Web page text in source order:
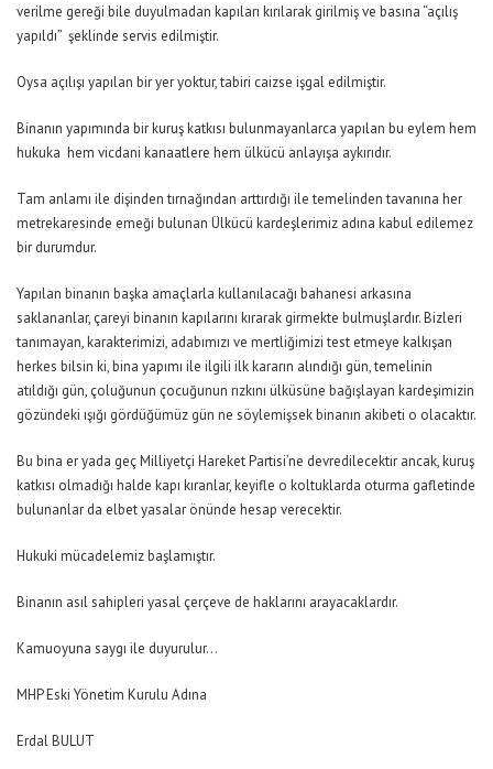
verilme gereği bile duyulmadan kapıları kırılarak girilmiş ve basına “açılış
yapıldı” şeklinde servis edilmiştir.
Oysa açılışı yapılan bir yer yoktur, tabiri caizse işgal edilmiştir.
Binanın yapımında bir kuruş katkısı bulunmayanlarca yapılan bu eylem hem
hukuka hem vicdani kanaatlere hem ülkücü anlayışa aykırıdır.
Tam anlamı ile dişinden tırnağından arttırdığı ile temelinden tavanına her
metrekaresinde emeği bulunan Ülkücü kardeşlerimiz adına kabul edilemez
bir durumdur.
Yapılan binanın başka amaçlarla kullanılacağı bahanesi arkasına
saklananlar, çareyi binanın kapılarını kırarak girmekte bulmuşlardır. Bizleri
tanımayan, karakterimizi, adabımızı ve mertliğimizi test etmeye kalkışan
herkes bilsin ki, bina yapımı ile ilgili ilk kararın alındığı gün, temelinin
atıldığı gün, çoluğunun çocuğunun rızkını ülküsüne bağışlayan kardeşimizin
gözündeki ışığı gördüğümüz gün ne söylemişsek binanın akibeti o olacaktır.
Bu bina er yada geç Milliyetçi Hareket Partisi’ne devredilecektir ancak, kuruş
katkısı olmadığı halde kapı kıranlar, keyifle o koltuklarda oturma gafletinde
bulunanlar da elbet yasalar önünde hesap verecektir.
Hukuki mücadelemiz başlamıştır.
Binanın asıl sahipleri yasal çerçeve de haklarını arayacaklardır.
Kamuoyuna saygı ile duyurulur…
MHP Eski Yönetim Kurulu Adına
Erdal BULUT